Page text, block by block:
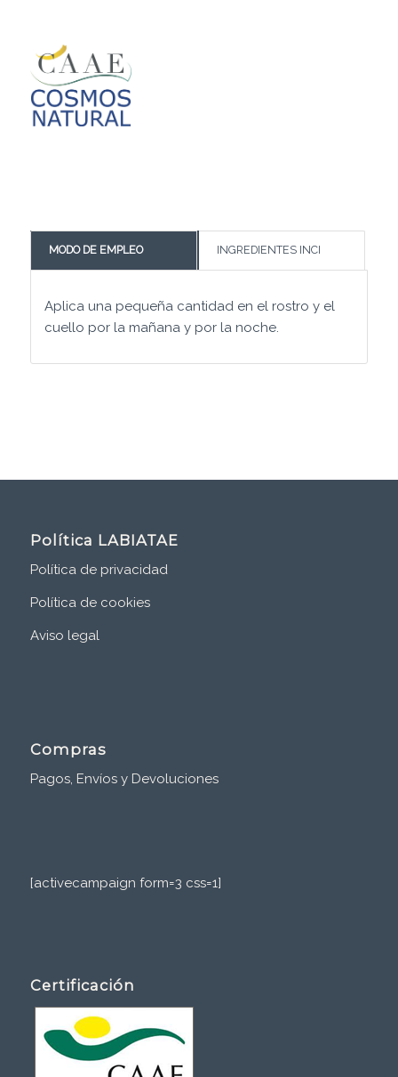
MODO DE EMPLEO INGREDIENTES INCI
Aplica una pequeña cantidad en el rostro y el
cuello por la mañana y por la noche.
Política LABIATAE
Política de privacidad
Política de cookies
Aviso legal
Compras
Pagos, Envíos y Devoluciones
[activecampaign form=3 css=1]
Certificación